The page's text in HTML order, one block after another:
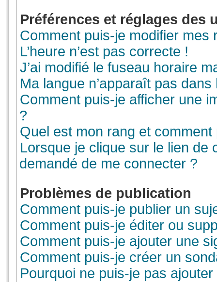
Préférences et réglages des
Comment puis-je modifier mes
L’heure n’est pas correcte !
J’ai modifié le fuseau horaire
Ma langue n’apparaît pas dans
Comment puis-je afficher une
?
Quel est mon rang et
Lorsque je clique sur le lien de
demandé de me connecter ?
Problèmes de publication
Comment puis-je publier un
Comment puis-je éditer ou
Comment puis-je ajouter une
Comment puis-je créer un
Pourquoi ne puis-je pas